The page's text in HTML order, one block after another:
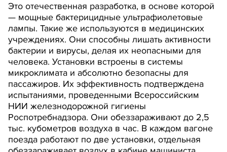
Это отечественная разработка, в основе которой
— мощные бактерицидные ультрафиолетовые
лампы. Такие же используются в медицинских
учреждениях. Они способны лишать активности
бактерии и вирусы, делая их неопасными для
человека. Установки встроены в системы
микроклимата и абсолютно безопасны для
пассажиров. Их эффективность подтверждена
испытаниями, проведенными Всероссийским
НИИ железнодорожной гигиены
Роспотребнадзора. Они обеззараживают до 2,5
тыс. кубометров воздуха в час. В каждом вагоне
поезда работают по две установки, отдельная